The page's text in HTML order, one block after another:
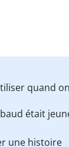
quand
était
une histoire